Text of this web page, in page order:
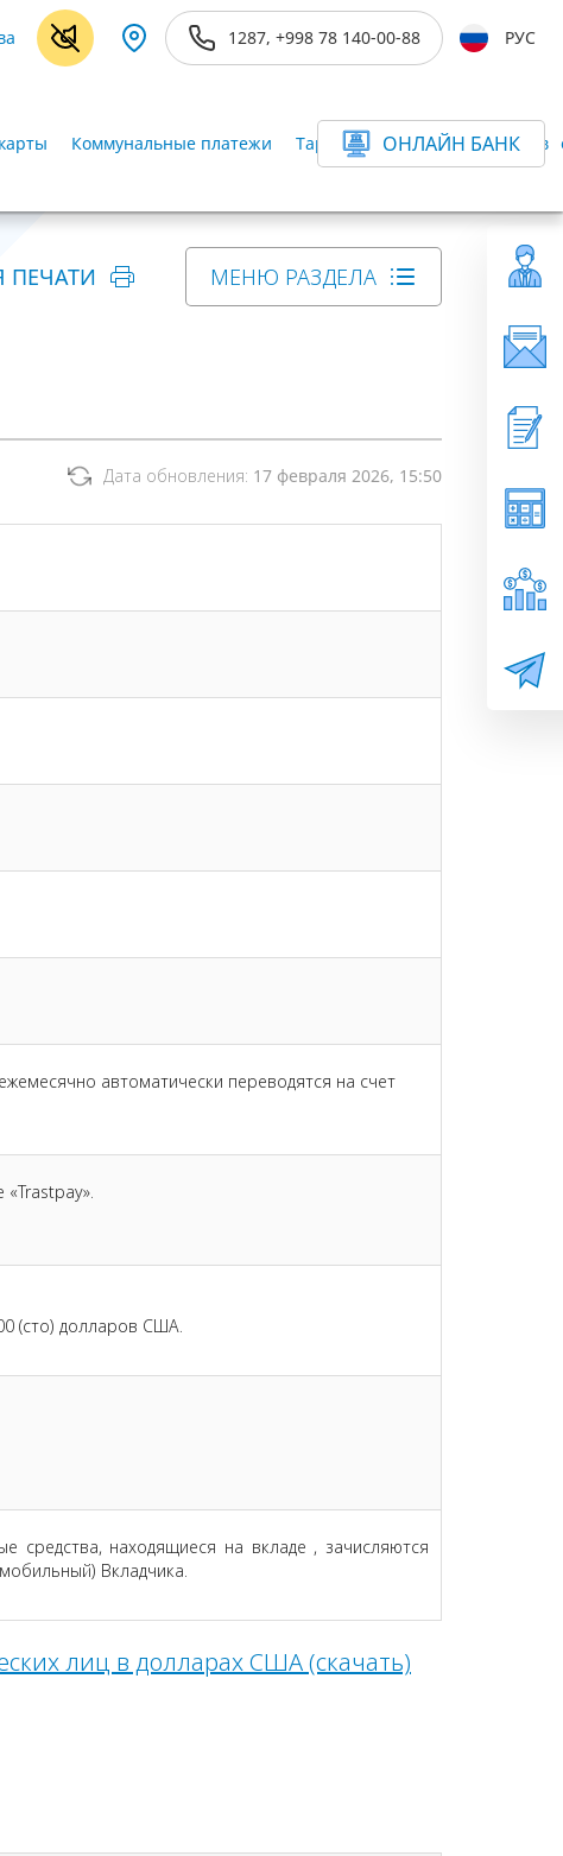
1287, +998 78 140-00-88 РУС
Коммунальные платежи Тарифы для частных клиентов
ОНЛАЙН БАНК
ПЕЧАТИ МЕНЮ РАЗДЕЛА
Дата обновления: 17 февраля 2026, 15:50
автоматически переводятся на счет
(сто) долларов США.
средства, находящиеся на вкладе , зачисляются
Вкладчика.
лиц в долларах США (скачать)